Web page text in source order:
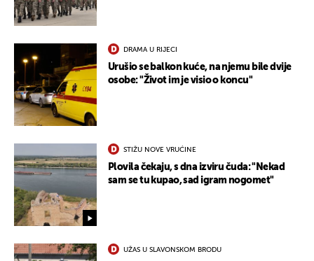
DRAMA U RIJECI
Urušio se balkon kuće, na njemu bile dvije
osobe: "Život im je visio o koncu"
STIŽU NOVE VRUĆINE
Plovila čekaju, s dna izviru čuda: "Nekad
sam se tu kupao, sad igram nogomet"
UŽAS U SLAVONSKOM BRODU
UKLJUČITE NOTIFIKACIJE